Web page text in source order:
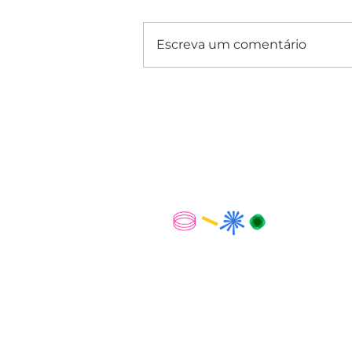
Escreva um comentário